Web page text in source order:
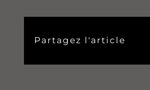
Partagez l'article